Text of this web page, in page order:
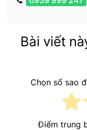
Bài viết
Chọn số sao
Điểm trung